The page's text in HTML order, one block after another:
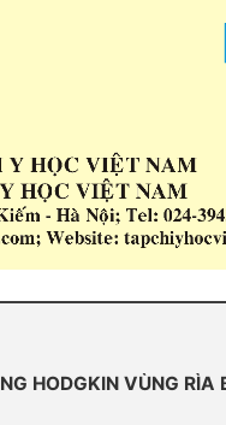
HODGKIN VÙNG RÌA